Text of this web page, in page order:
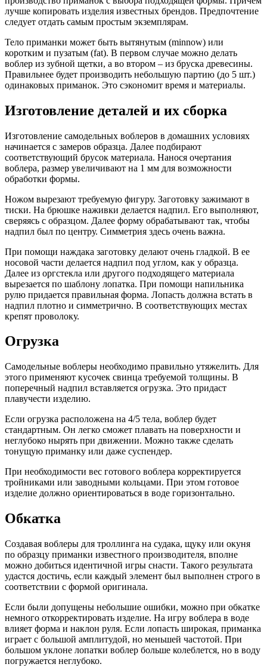
лучше копировать изделия известных брендов. Предпочтение
следует отдать самым простым экземплярам.
Тело приманки может быть вытянутым (minnow) или
коротким и пузатым (fat). В первом случае можно делать
воблер из зубной щетки, а во втором – из бруска древесины.
Правильнее будет производить небольшую партию (до 5 шт.)
одинаковых приманок. Это сэкономит время и материалы.
Изготовление деталей и их сборка
Изготовление самодельных воблеров в домашних условиях
начинается с замеров образца. Далее подбирают
соответствующий брусок материала. Нанося очертания
воблера, размер увеличивают на 1 мм для возможности
обработки формы.
Ножом вырезают требуемую фигуру. Заготовку зажимают в
тиски. На брюшке наживки делается надпил. Его выполняют,
сверяясь с образцом. Далее форму обрабатывают так, чтобы
надпил был по центру. Симметрия здесь очень важна.
При помощи наждака заготовку делают очень гладкой. В ее
носовой части делается надпил под углом, как у образца.
Далее из оргстекла или другого подходящего материала
вырезается по шаблону лопатка. При помощи напильника
рулю придается правильная форма. Лопасть должна встать в
надпил плотно и симметрично. В соответствующих местах
крепят проволоку.
Огрузка
Самодельные воблеры необходимо правильно утяжелить. Для
этого применяют кусочек свинца требуемой толщины. В
поперечный надпил вставляется огрузка. Это придаст
плавучести изделию.
Если огрузка расположена на 4/5 тела, воблер будет
стандартным. Он легко сможет плавать на поверхности и
неглубоко нырять при движении. Можно также сделать
тонущую приманку или даже суспендер.
При необходимости вес готового воблера корректируется
тройниками или заводными кольцами. При этом готовое
изделие должно ориентироваться в воде горизонтально.
Обкатка
Создавая воблеры для троллинга на судака, щуку или окуня
по образцу приманки известного производителя, вполне
можно добиться идентичной игры снасти. Такого результата
удастся достичь, если каждый элемент был выполнен строго в
соответствии с формой оригинала.
Если были допущены небольшие ошибки, можно при обкатке
немного откорректировать изделие. На игру воблера в воде
влияет форма и наклон руля. Если лопасть широкая, приманка
играет с большой амплитудой, но меньшей частотой. При
большом уклоне лопатки воблер больше колеблется, но в воду
погружается неглубоко.